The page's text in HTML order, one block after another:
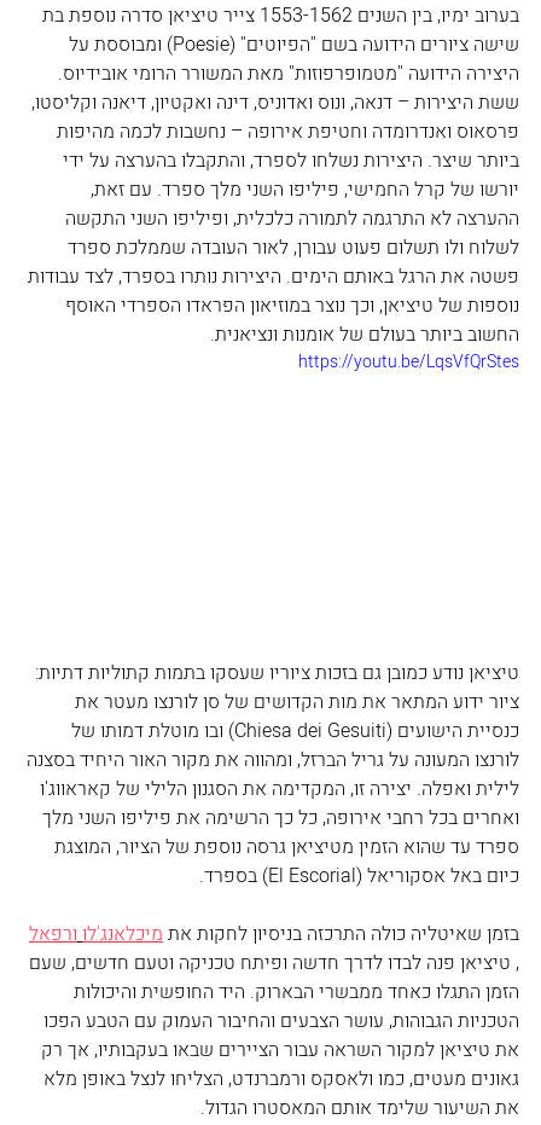
בערוב ימיו, בין השנים 1553-1562 צייר טיציאן סדרה נוספת בת
שישה ציורים הידועה בשם "הפיוטים" (Poesie) ומבוססת על
היצירה הידועה "מטמופרפוזות" מאת המשורר הרומי אובידיוס.
ששת היצירות – דנאה, ונוס ואדוניס, דינה ואקטיון, דיאנה וקליסטו,
פרסאוס ואנדרומדה וחטיפת אירופה – נחשבות לכמה מהיפות
ביותר שיצר. היצירות נשלחו לספרד, והתקבלו בהערצה על ידי
יורשו של קרל החמישי, פיליפו השני מלך ספרד. עם זאת,
ההערצה לא התרגמה לתמורה כלכלית, ופיליפו השני התקשה
לשלוח ולו תשלום פעוט עבורן, לאור העובדה שממלכת ספרד
פשטה את הרגל באותם הימים. היצירות נותרו בספרד, לצד עבודות
נוספות של טיציאן, וכך נוצר במוזיאון הפראדו הספרדי האוסף
החשוב ביותר בעולם של אומנות ונציאנית.
https://youtu.be/LqsVfQrStes
טיציאן נודע כמובן גם בזכות ציוריו שעסקו בתמות קתוליות דתיות:
ציור ידוע המתאר את מות הקדושים של סן לורנצו מעטר את
כנסיית הישועים (Chiesa dei Gesuiti) ובו מוטלת דמותו של
לורנצו המעונה על גריל הברזל, ומהווה את מקור האור היחיד בסצנה
לילית ואפלה. יצירה זו, המקדימה את הסגנון הלילי של קאראווג'ו
ואחרים בכל רחבי אירופה, כל כך הרשימה את פיליפו השני מלך
ספרד עד שהוא הזמין מטיציאן גרסה נוספת של הציור, המוצגת
כיום באל אסקוריאל (El Escorial) בספרד.
בזמן שאיטליה כולה התרכזה בניסיון לחקות את מיכלאנג'לוורפאל
, טיציאן פנה לבדו לדרך חדשה ופיתח טכניקה וטעם חדשים, שעם
הזמן התגלו כאחד ממבשרי הבארוק. היד החופשית והיכולות
הטכניות הגבוהות, עושר הצבעים והחיבור העמוק עם הטבע הפכו
את טיציאן למקור השראה עבור הציירים שבאו בעקבותיו, אך רק
גאונים מעטים, כמו ולאסקס ורמברנדט, הצליחו לנצל באופן מלא
את השיעור שלימד אותם המאסטרו הגדול.